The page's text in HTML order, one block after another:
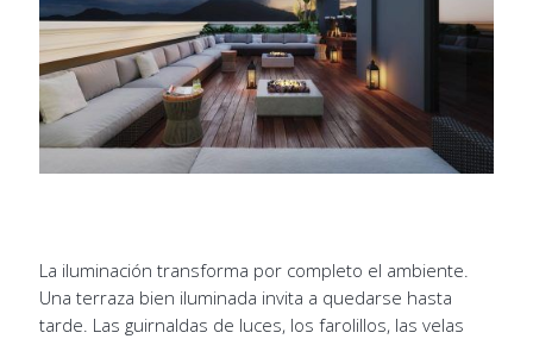
La iluminación transforma por completo el ambiente.
Una terraza bien iluminada invita a quedarse hasta
tarde. Las guirnaldas de luces, los farolillos, las velas